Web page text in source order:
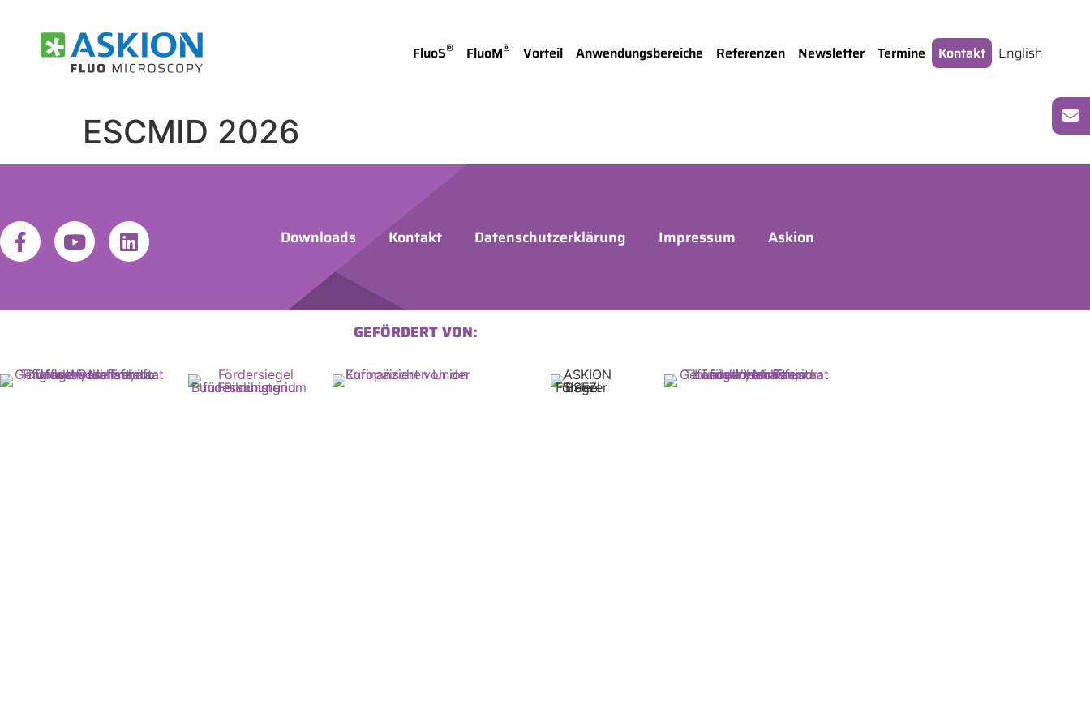
FluoS® FluoM® Vorteil Anwendungsbereiche Referenzen Newsletter Termine Kontakt English
ESCMID 2026
Downloads Kontakt Datenschutzerklärung Impressum Askion
GEFÖRDERT VON: